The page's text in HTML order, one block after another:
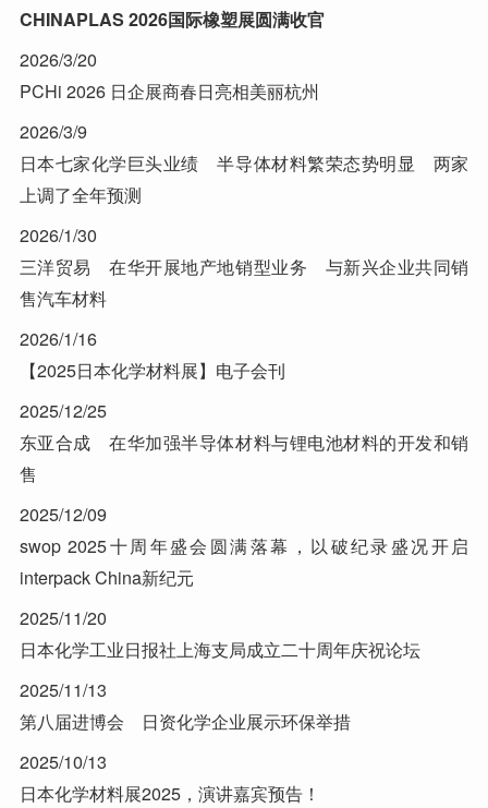
CHINAPLAS 2026国际橡塑展圆满收官
2026/3/20
PCHi 2026 日企展商春日亮相美丽杭州
2026/3/9
日本七家化学巨头业绩 半导体材料繁荣态势明显 两家
上调了全年预测
2026/1/30
三洋贸易 在华开展地产地销型业务 与新兴企业共同销
售汽车材料
2026/1/16
【2025日本化学材料展】电子会刊
2025/12/25
东亚合成 在华加强半导体材料与锂电池材料的开发和销
售
2025/12/09
swop 2025十周年盛会圆满落幕，以破纪录盛况开启
interpack China新纪元
2025/11/20
日本化学工业日报社上海支局成立二十周年庆祝论坛
2025/11/13
第八届进博会 日资化学企业展示环保举措
2025/10/13
日本化学材料展2025，演讲嘉宾预告！